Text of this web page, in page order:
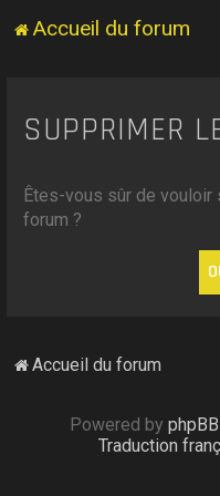
Accueil du forum
SUPPRIMER
Êtes-vous sûr de
forum ?
Accueil du forum
Powered by phpBB
Traduction